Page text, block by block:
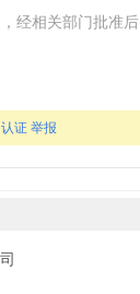
经相关部门批准后
认证 举报